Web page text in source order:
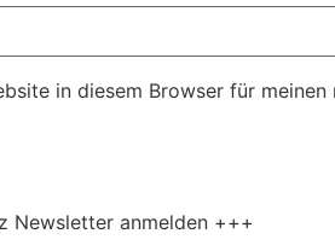
in diesem Browser für
Newsletter anmelden +++